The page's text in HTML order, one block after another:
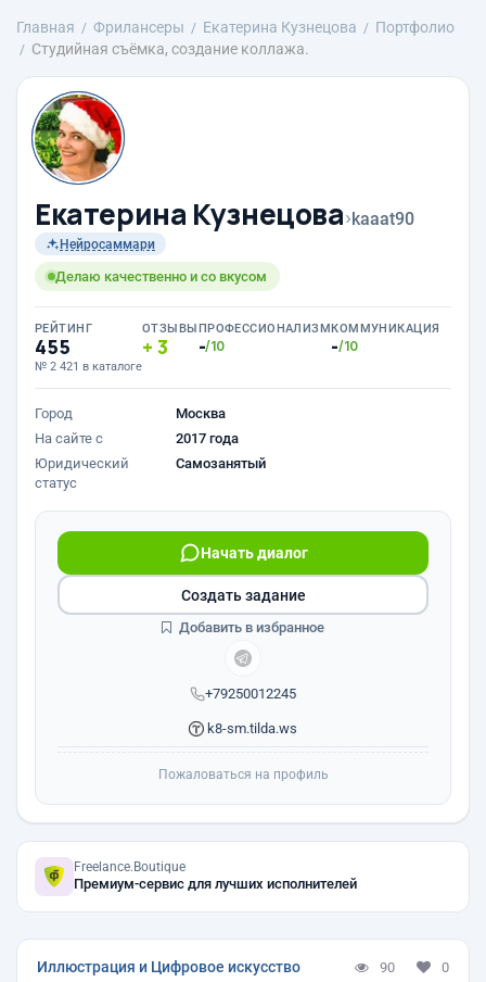
Главная Фрилансеры Екатерина Кузнецова
Портфолио
Студийная съёмка, создание коллажа.
Екатерина Кузнецова›kaaat90
Нейросаммари
Делаю качественно и со вкусом
РЕЙТИНГ
455
№ 2 421 в каталоге
ОТЗЫВЫ
3
ПРОФЕССИОНАЛИЗМ
-/10
КОММУНИКАЦИЯ
-/10
Город
Москва
На сайте с
2017 года
Юридический
статус
Самозанятый
+79250012245
Начать диалог
k8-sm.tilda.ws
Создать задание
Добавить в избранное
Пожаловаться на профиль
Freelance.Boutique
Премиум-сервис для лучших исполнителей
Иллюстрация и Цифровое искусство 90 0